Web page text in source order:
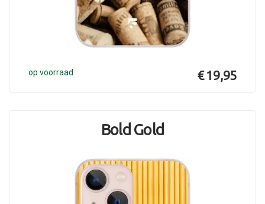
op voorraad € 19,95
Bold Gold